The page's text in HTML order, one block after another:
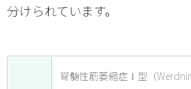
分けられています。
脊髄性筋萎縮症Ⅰ型（